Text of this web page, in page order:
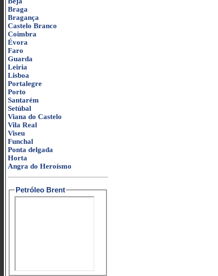
Braga
Bragança
Castelo Branco
Coimbra
Évora
Faro
Guarda
Leiria
Lisboa
Portalegre
Porto
Santarém
Setúbal
Viana do Castelo
Vila Real
Viseu
Funchal
Ponta delgada
Horta
Angra do Heroísmo
Petróleo Brent